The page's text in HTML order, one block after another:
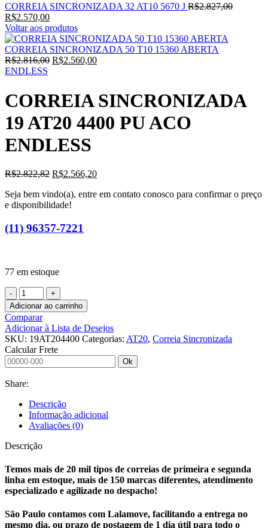
CORREIA SINCRONIZADA 32 AT10 5670 J R$2.827,00O
R$2.570,00O
preço
atual
é:
R$2.570,00.
Voltar aos produtos
CORREIA SINCRONIZADA 50 T10 15360 ABERTA
R$2.816,00 O
era:
R$2.816,00.
R$2.560,00O
é:
R$2.560,00.
ENDLESS
CORREIA SINCRONIZADA
19 AT20 4400 PU ACO
ENDLESS
R$2.822,82 O
original
era:
R$2.566,20O
atual
Seja bem vindo(a), entre em contato conosco para confirmar o preço
e disponibilidade!
(11) 96357-7221
77 em estoque
CORREIA
SINCRONIZADA
19
AT20
4400
PU
ACO
ENDLESS
Adicionar ao carrinho
Comparar
Adicionar à Lista de Desejos
SKU: 19AT204400 Categorias: AT20, Correia Sincronizada
Calcular Frete
Ok
Share:
Descrição
Informação adicional
Avaliações (0)
Descrição
Temos mais de 20 mil tipos de correias de primeira e segunda
linha em estoque, mais de 150 marcas diferentes, atendimento
especializado e agilizade no despacho!
São Paulo contamos com Lalamove, facilitando a entrega no
mesmo dia, ou prazo de postagem de 1 dia útil para todo o